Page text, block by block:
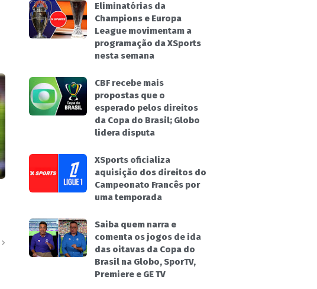
Eliminatórias da
Champions e Europa
League movimentam a
programação da XSports
nesta semana
CBF recebe mais
propostas que o
esperado pelos direitos
da Copa do Brasil; Globo
lidera disputa
XSports oficializa
aquisição dos direitos do
Campeonato Francês por
uma temporada
Saiba quem narra e
comenta os jogos de ida
das oitavas da Copa do
Brasil na Globo, SporTV,
Premiere e GE TV